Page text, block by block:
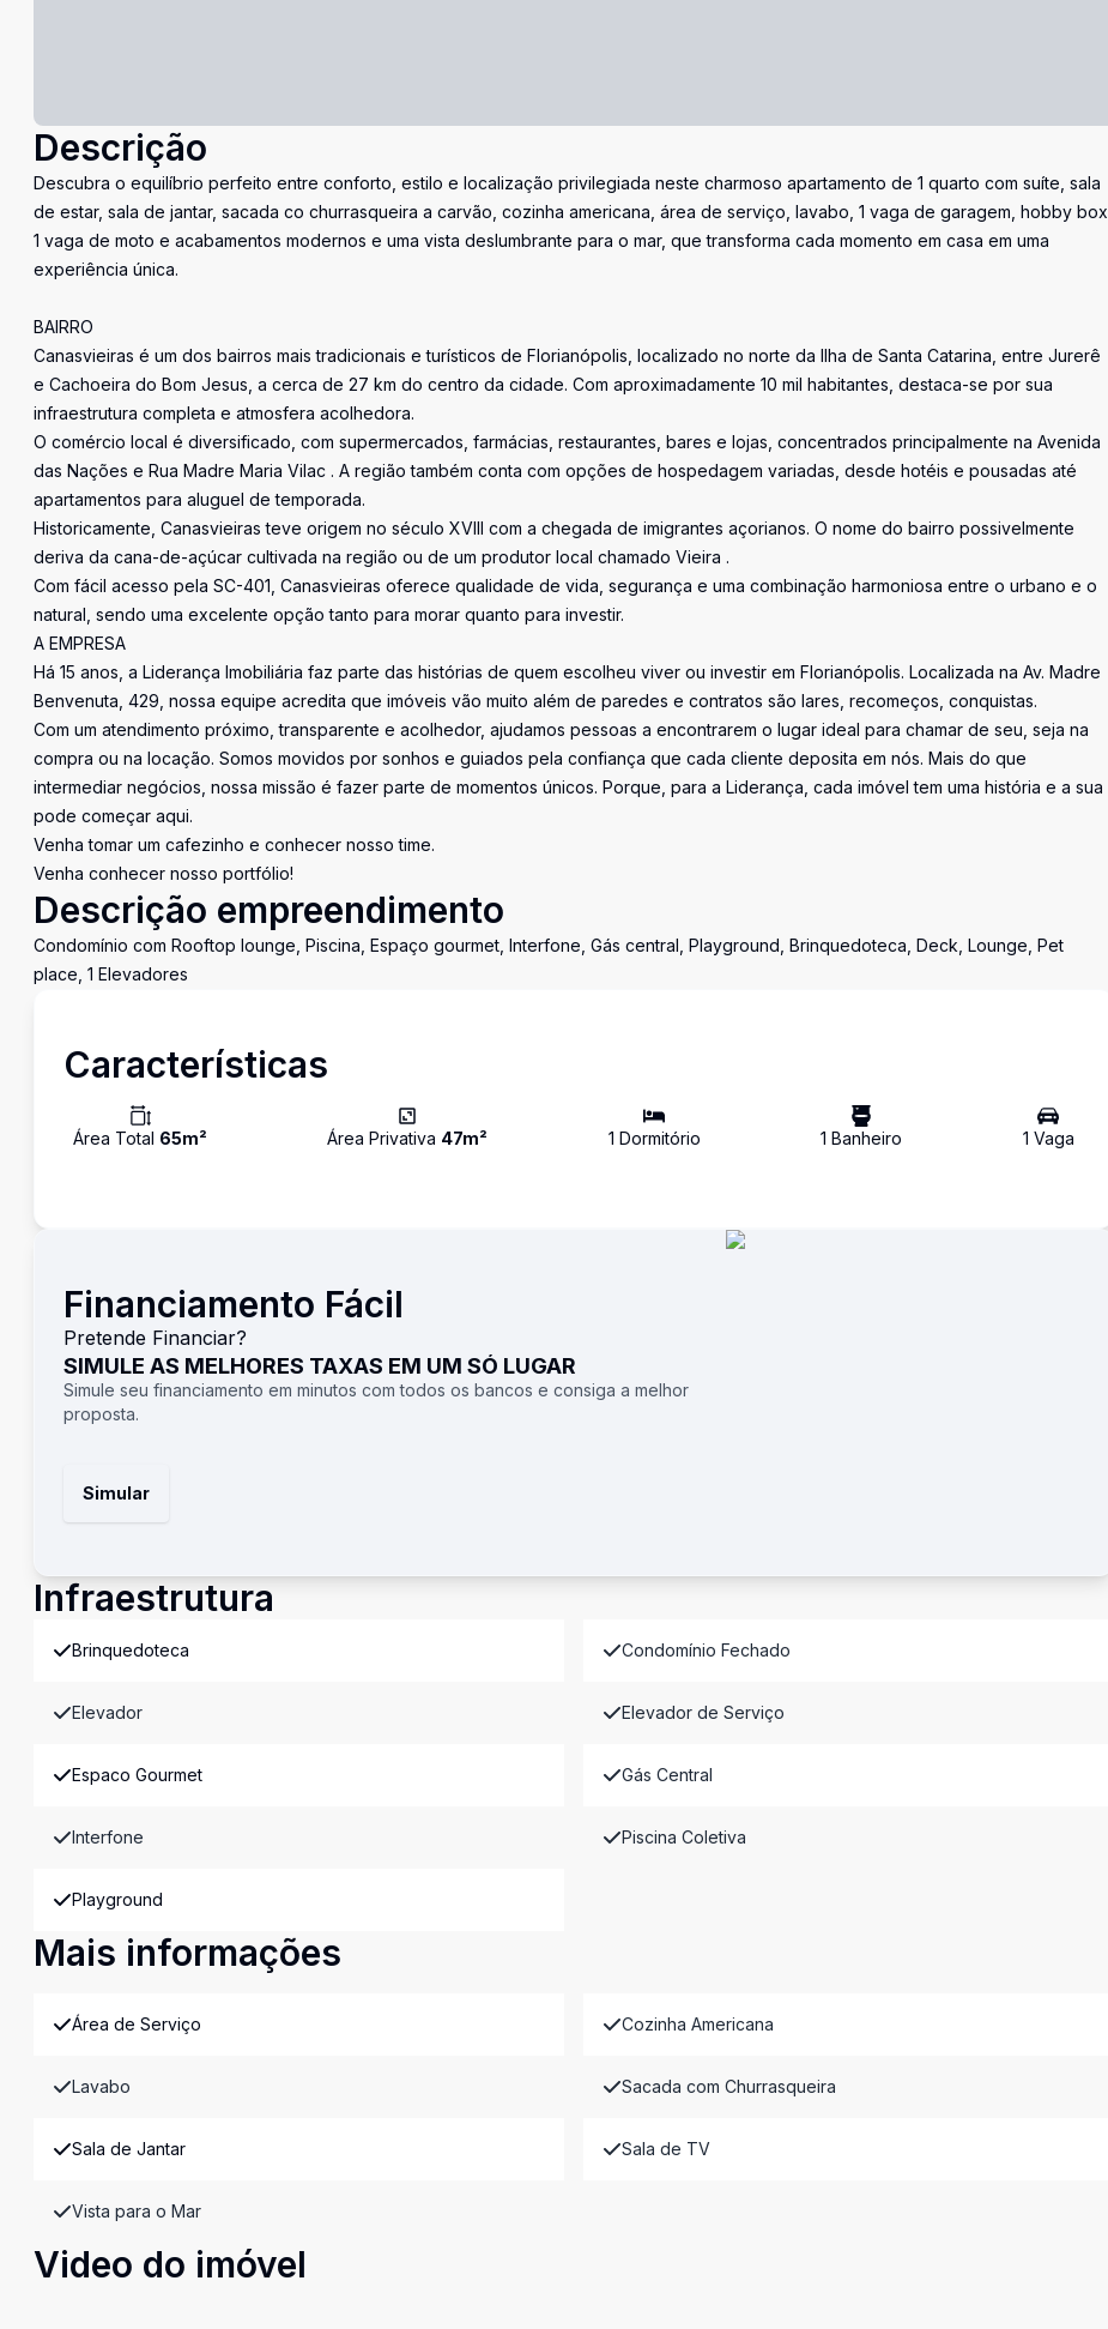
Descrição
Descubra o equilíbrio perfeito entre conforto, estilo e localização privilegiada neste charmoso apartamento de 1 quarto com suíte, sala
de estar, sala de jantar, sacada co churrasqueira a carvão, cozinha americana, área de serviço, lavabo, 1 vaga de garagem, hobby box,
1 vaga de moto e acabamentos modernos e uma vista deslumbrante para o mar, que transforma cada momento em casa em uma
experiência única.
BAIRRO
Canasvieiras é um dos bairros mais tradicionais e turísticos de Florianópolis, localizado no norte da Ilha de Santa Catarina, entre Jurerê
e Cachoeira do Bom Jesus, a cerca de 27 km do centro da cidade. Com aproximadamente 10 mil habitantes, destaca-se por sua
infraestrutura completa e atmosfera acolhedora.
O comércio local é diversificado, com supermercados, farmácias, restaurantes, bares e lojas, concentrados principalmente na Avenida
das Nações e Rua Madre Maria Vilac . A região também conta com opções de hospedagem variadas, desde hotéis e pousadas até
apartamentos para aluguel de temporada.
Historicamente, Canasvieiras teve origem no século XVIII com a chegada de imigrantes açorianos. O nome do bairro possivelmente
deriva da cana-de-açúcar cultivada na região ou de um produtor local chamado Vieira .
Com fácil acesso pela SC-401, Canasvieiras oferece qualidade de vida, segurança e uma combinação harmoniosa entre o urbano e o
natural, sendo uma excelente opção tanto para morar quanto para investir.
A EMPRESA
Há 15 anos, a Liderança Imobiliária faz parte das histórias de quem escolheu viver ou investir em Florianópolis. Localizada na Av. Madre
Benvenuta, 429, nossa equipe acredita que imóveis vão muito além de paredes e contratos são lares, recomeços, conquistas.
Com um atendimento próximo, transparente e acolhedor, ajudamos pessoas a encontrarem o lugar ideal para chamar de seu, seja na
compra ou na locação. Somos movidos por sonhos e guiados pela confiança que cada cliente deposita em nós. Mais do que
intermediar negócios, nossa missão é fazer parte de momentos únicos. Porque, para a Liderança, cada imóvel tem uma história e a sua
pode começar aqui.
Venha tomar um cafezinho e conhecer nosso time.
Venha conhecer nosso portfólio!
Descrição empreendimento
Condomínio com Rooftop lounge, Piscina, Espaço gourmet, Interfone, Gás central, Playground, Brinquedoteca, Deck, Lounge, Pet
place, 1 Elevadores
Características
Área Total 65m² Área Privativa 47m² 1 Dormitório 1 Banheiro 1 Vaga
Financiamento Fácil
Pretende Financiar?
SIMULE AS MELHORES TAXAS EM UM SÓ LUGAR
Simule seu financiamento em minutos com todos os bancos e consiga a melhor
proposta.
Simular
Infraestrutura
Brinquedoteca Condomínio Fechado
Elevador Elevador de Serviço
Espaco Gourmet Gás Central
Interfone Piscina Coletiva
Playground
Mais informações
Área de Serviço Cozinha Americana
Lavabo Sacada com Churrasqueira
Sala de Jantar Sala de TV
Vista para o Mar
Video do imóvel